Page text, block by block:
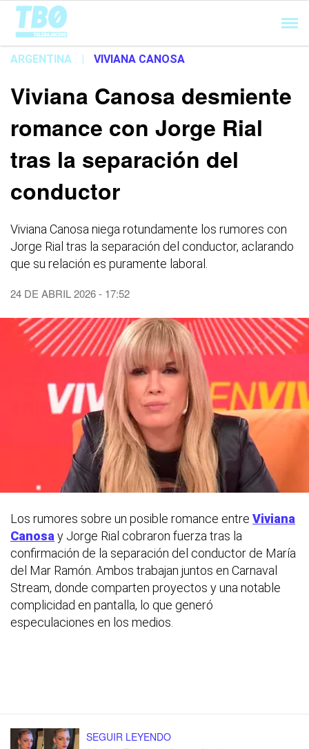
Cargando...
ARGENTINA | VIVIANA CANOSA
Viviana Canosa desmiente
romance con Jorge Rial
tras la separación del
conductor
Viviana Canosa niega rotundamente los rumores con
Jorge Rial tras la separación del conductor, aclarando
que su relación es puramente laboral.
24 DE ABRIL 2026 - 17:52
Los rumores sobre un posible romance entre Viviana
Canosa y Jorge Rial cobraron fuerza tras la
confirmación de la separación del conductor de María
del Mar Ramón. Ambos trabajan juntos en Carnaval
Stream, donde comparten proyectos y una notable
complicidad en pantalla, lo que generó
especulaciones en los medios.
SEGUIR LEYENDO